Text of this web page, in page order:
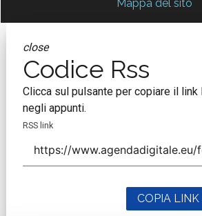
Mappa del sito
close
Codice Rss
Clicca sul pulsante per copiare il link
negli appunti.
RSS link
COPIA LINK